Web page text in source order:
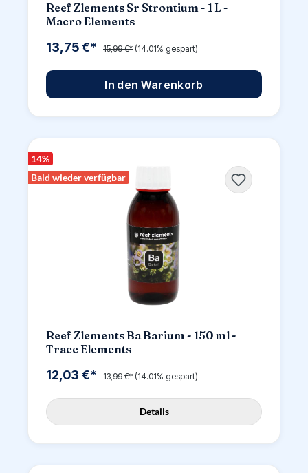
Reef Zlements Sr Strontium - 1 L -
Macro Elements
13,75 €* 15,99 €* (14.01% gespart)
In den Warenkorb
14%
Bald wieder verfügbar
Reef Zlements Ba Barium - 150 ml -
Trace Elements
12,03 €* 13,99 €* (14.01% gespart)
Details